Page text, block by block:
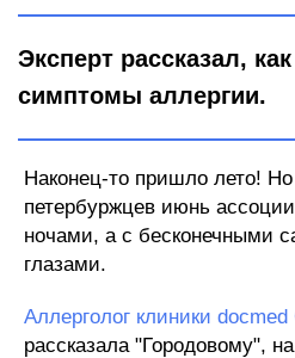
Эксперт рассказал,
симптомы аллергии.
Наконец-то пришло лето!
петербуржцев июнь
ночами, а с бесконечными
глазами.
Аллерголог клиники
рассказала "Городовому",